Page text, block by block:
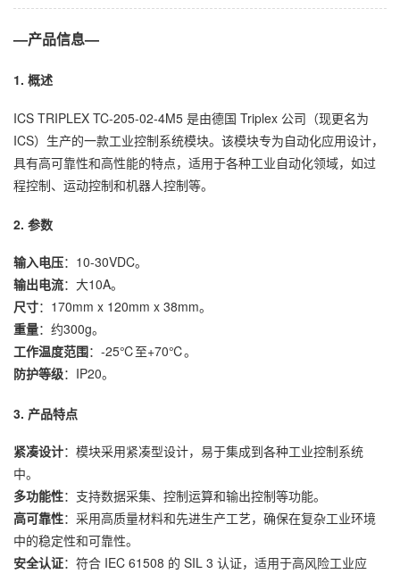
—产品信息—
1. 概述
ICS TRIPLEX TC-205-02-4M5 是由德国 Triplex 公司（现更名为
ICS）生产的一款工业控制系统模块。该模块专为自动化应用设计，
具有高可靠性和高性能的特点，适用于各种工业自动化领域，如过
程控制、运动控制和机器人控制等。
2. 参数
输入电压：10-30VDC。
输出电流：大10A。
尺寸：170mm x 120mm x 38mm。
重量：约300g。
工作温度范围：-25℃至+70℃。
防护等级：IP20。
3. 产品特点
紧凑设计：模块采用紧凑型设计，易于集成到各种工业控制系统
中。
多功能性：支持数据采集、控制运算和输出控制等功能。
高可靠性：采用高质量材料和先进生产工艺，确保在复杂工业环境
中的稳定性和可靠性。
安全认证：符合 IEC 61508 的 SIL 3 认证，适用于高风险工业应